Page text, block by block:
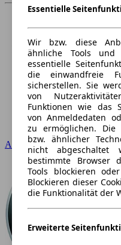
Audi
Essentielle
Wir bzw. diese
ähnliche Tools
essentielle
die einwandfreie
sicherstellen. Sie
von
Funktionen wie das
von Anmeldedaten
zu ermöglichen. Die
bzw. ähnlicher
nicht abgeschaltet
bestimmte Browser
Tools blockieren
Blockieren dieser
die Funktionalität der
Erweiterte